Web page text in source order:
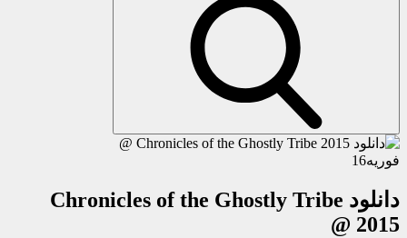
فوریه16
دانلود Chronicles of the Ghostly Tribe
2015 @